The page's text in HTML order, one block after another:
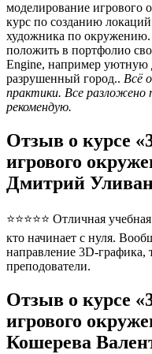
моделирование игрового
курс по созданию
художника по
положить в портфолио
Engine, например уютную
разрушенный город.. Всё
практики. Все разложено
рекомендую.
Отзыв о курсе
игрового
Дмитрий
⭐⭐⭐⭐⭐ Отличная
кто начинает с нуля.
направление 3D-графика,
преподователи.
Отзыв о курсе
игрового
Кошерева